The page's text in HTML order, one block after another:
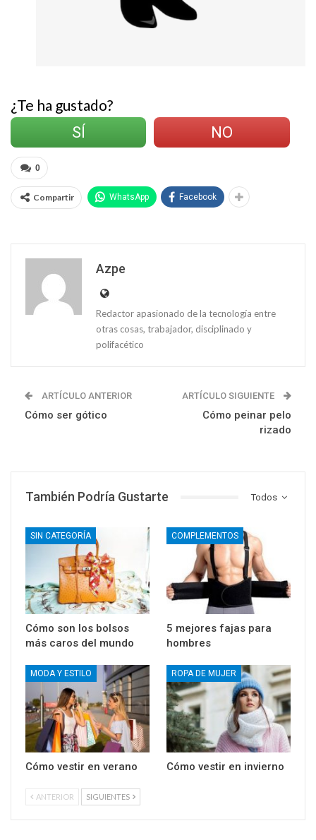
¿Te ha gustado?
SÍ
NO
0
Compartir WhatsApp Facebook
Azpe
Redactor apasionado de la tecnología entre
otras cosas, trabajador, disciplinado y
polifacético
ARTÍCULO ANTERIOR
Cómo ser gótico
ARTÍCULO SIGUIENTE
Cómo peinar pelo
rizado
Todos
También Podría Gustarte
SIN CATEGORÍA
Cómo son los bolsos
más caros del mundo
COMPLEMENTOS
5 mejores fajas para
hombres
MODA Y ESTILO
Cómo vestir en verano
ROPA DE MUJER
Cómo vestir en invierno
ANTERIOR SIGUIENTES